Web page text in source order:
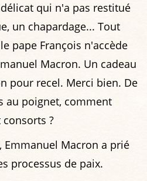
qui n'a pas restitué
un chapardage... Tout
pape François n'accède
Macron. Un cadeau
pour recel. Merci bien. De
au poignet, comment
?
Emmanuel Macron a prié
processus de paix.